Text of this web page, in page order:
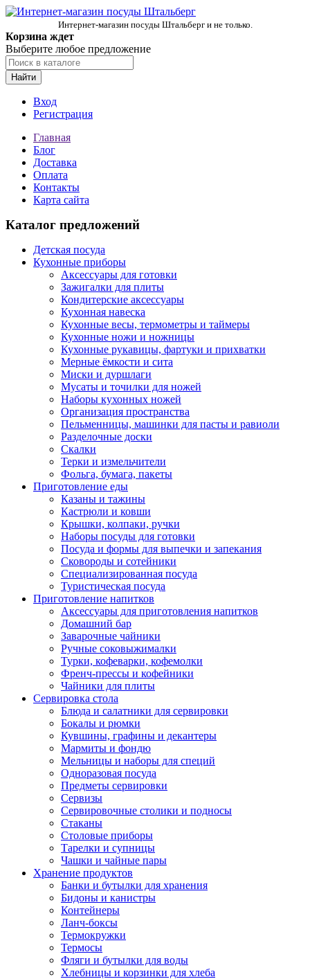
Интернет-магазин посуды Штальберг и не только.
Корзина ждет
Выберите любое предложение
Найти
Вход
Регистрация
Главная
Блог
Доставка
Оплата
Контакты
Карта сайта
Каталог предложений
Детская посуда
Кухонные приборы
Аксессуары для готовки
Зажигалки для плиты
Кондитерские аксессуары
Кухонная навеска
Кухонные весы, термометры и таймеры
Кухонные ножи и ножницы
Кухонные рукавицы, фартуки и прихватки
Мерные ёмкости и сита
Миски и дуршлаги
Мусаты и точилки для ножей
Наборы кухонных ножей
Организация пространства
Пельменницы, машинки для пасты и равиоли
Разделочные доски
Скалки
Терки и измельчители
Фольга, бумага, пакеты
Приготовление еды
Казаны и тажины
Кастрюли и ковши
Крышки, колпаки, ручки
Наборы посуды для готовки
Посуда и формы для выпечки и запекания
Сковороды и сотейники
Специализированная посуда
Туристическая посуда
Приготовление напитков
Аксессуары для приготовления напитков
Домашний бар
Заварочные чайники
Ручные соковыжималки
Турки, кофеварки, кофемолки
Френч-прессы и кофейники
Чайники для плиты
Сервировка стола
Блюда и салатники для сервировки
Бокалы и рюмки
Кувшины, графины и декантеры
Мармиты и фондю
Мельницы и наборы для специй
Одноразовая посуда
Предметы сервировки
Сервизы
Сервировочные столики и подносы
Стаканы
Столовые приборы
Тарелки и супницы
Чашки и чайные пары
Хранение продуктов
Банки и бутылки для хранения
Бидоны и канистры
Контейнеры
Ланч-боксы
Термокружки
Термосы
Фляги и бутылки для воды
Хлебницы и корзинки для хлеба